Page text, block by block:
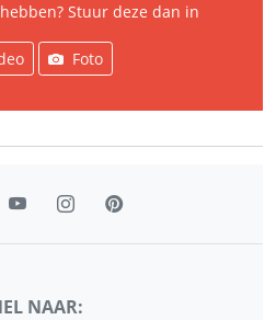
Stuur deze dan in
Foto
NAAR: